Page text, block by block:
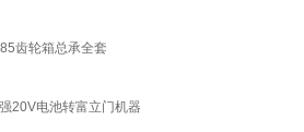
齿轮箱总承全套
20V电池转富立门机器